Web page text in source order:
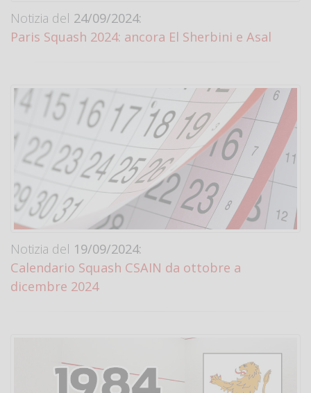
Notizia del 24/09/2024:
Paris Squash 2024: ancora El Sherbini e Asal
Notizia del 19/09/2024:
Calendario Squash CSAIN da ottobre a
dicembre 2024